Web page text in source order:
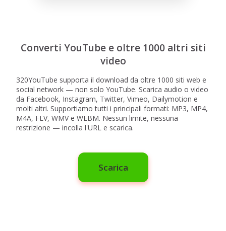
Converti YouTube e oltre 1000 altri siti
video
320YouTube supporta il download da oltre 1000 siti web e
social network — non solo YouTube. Scarica audio o video
da Facebook, Instagram, Twitter, Vimeo, Dailymotion e
molti altri. Supportiamo tutti i principali formati: MP3, MP4,
M4A, FLV, WMV e WEBM. Nessun limite, nessuna
restrizione — incolla l'URL e scarica.
Scarica